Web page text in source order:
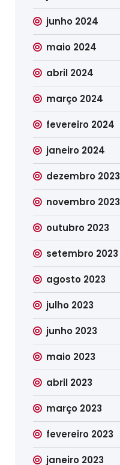
junho 2024
maio 2024
abril 2024
março 2024
fevereiro 2024
janeiro 2024
dezembro 2023
novembro 2023
outubro 2023
setembro 2023
agosto 2023
julho 2023
junho 2023
maio 2023
abril 2023
março 2023
fevereiro 2023
janeiro 2023